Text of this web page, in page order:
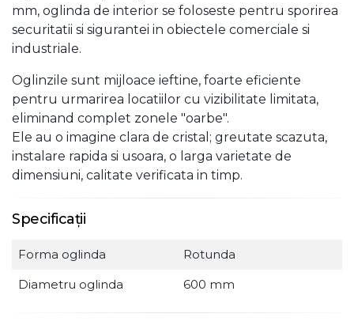
mm, oglinda de interior se foloseste pentru sporirea
securitatii si sigurantei in obiectele comerciale si
industriale.
Oglinzile sunt mijloace ieftine, foarte eficiente
pentru urmarirea locatiilor cu vizibilitate limitata,
eliminand complet zonele "oarbe".
Ele au o imagine clara de cristal; greutate scazuta,
instalare rapida si usoara, o larga varietate de
dimensiuni, calitate verificata in timp.
Specificații
Forma oglinda
Rotunda
Diametru oglinda
600 mm